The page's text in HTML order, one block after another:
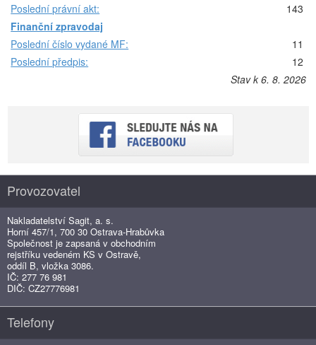
Poslední právní akt:
143
Finanční zpravodaj
Poslední číslo vydané MF:
11
Poslední předpis:
12
Stav k 6. 8. 2026
Provozovatel
Nakladatelství Sagit, a. s.
Horní 457/1, 700 30 Ostrava-Hrabůvka
Společnost je zapsaná v obchodním
rejstříku vedeném KS v Ostravě,
oddíl B, vložka 3086.
IČ: 277 76 981
DIČ: CZ27776981
Telefony